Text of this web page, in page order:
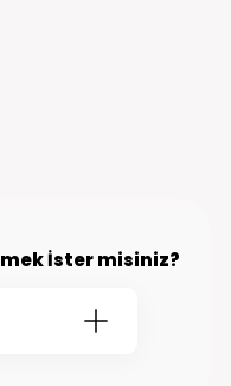
İster misiniz?